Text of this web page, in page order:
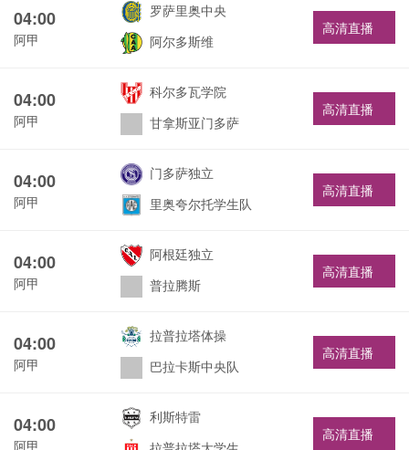
04:00
阿甲
罗萨里奥中央
阿尔多斯维
高清直播
04:00
阿甲
科尔多瓦学院
甘拿斯亚门多萨
高清直播
04:00
阿甲
门多萨独立
里奥夸尔托学生队
高清直播
04:00
阿甲
阿根廷独立
普拉腾斯
高清直播
04:00
阿甲
拉普拉塔体操
巴拉卡斯中央队
高清直播
04:00
阿甲
利斯特雷
高清直播